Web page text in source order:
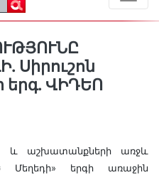
Սիրուշոն
երգ. ՎԻԴԵՈ
և աշխատանքների առջև
Մեղեդի» երգի առաջին